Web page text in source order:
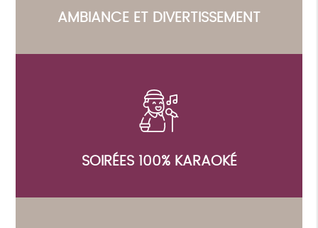
AMBIANCE ET DIVERTISSEMENT
SOIRÉES 100% KARAOKÉ